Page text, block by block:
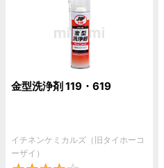
金型洗浄剤 119・619
イチネンケミカルズ（旧タイホーコ
ーザイ）